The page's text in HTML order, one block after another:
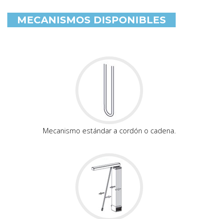
MECANISMOS DISPONIBLES
Mecanismo estándar a cordón o cadena.